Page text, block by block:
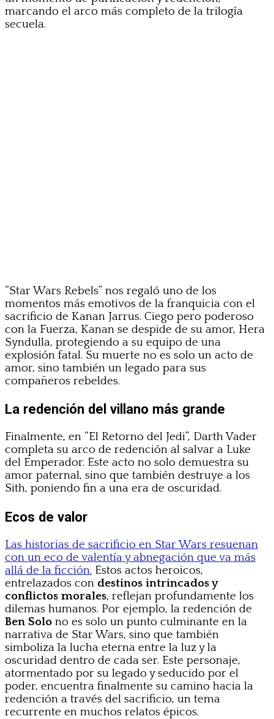
marcando el arco más completo de la trilogía
secuela.
“Star Wars Rebels” nos regaló uno de los
momentos más emotivos de la franquicia con el
sacrificio de Kanan Jarrus. Ciego pero poderoso
con la Fuerza, Kanan se despide de su amor, Hera
Syndulla, protegiendo a su equipo de una
explosión fatal. Su muerte no es solo un acto de
amor, sino también un legado para sus
compañeros rebeldes.
La redención del villano más grande
Finalmente, en “El Retorno del Jedi”, Darth Vader
completa su arco de redención al salvar a Luke
del Emperador. Este acto no solo demuestra su
amor paternal, sino que también destruye a los
Sith, poniendo fin a una era de oscuridad.
Ecos de valor
Las historias de sacrificio en Star Wars resuenan
con un eco de valentía y abnegación que va más
allá de la ficción. Estos actos heroicos,
entrelazados con destinos intrincados y
conflictos morales, reflejan profundamente los
dilemas humanos. Por ejemplo, la redención de
Ben Solo no es solo un punto culminante en la
narrativa de Star Wars, sino que también
simboliza la lucha eterna entre la luz y la
oscuridad dentro de cada ser. Este personaje,
atormentado por su legado y seducido por el
poder, encuentra finalmente su camino hacia la
redención a través del sacrificio, un tema
recurrente en muchos relatos épicos.